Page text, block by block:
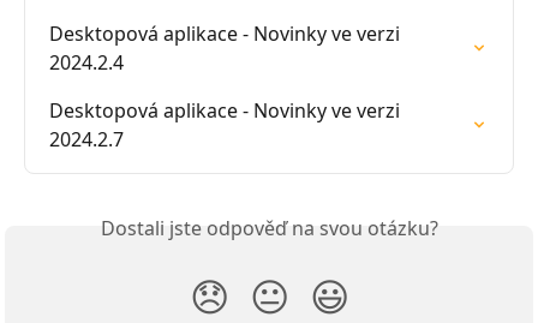
Desktopová aplikace - Novinky ve verzi
2024.2.4
Desktopová aplikace - Novinky ve verzi
2024.2.7
Dostali jste odpověď na svou otázku?
😞 😐 😃